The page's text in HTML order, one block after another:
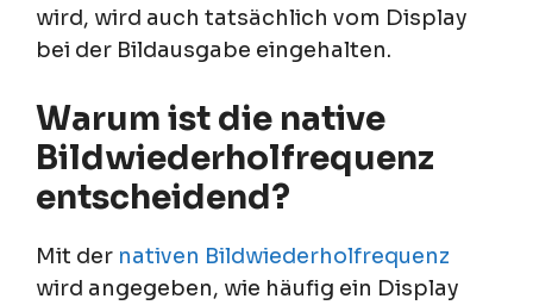
wird, wird auch tatsächlich vom Display
bei der Bildausgabe eingehalten.
Warum ist die native
Bildwiederholfrequenz
entscheidend?
Mit der nativen Bildwiederholfrequenz
wird angegeben, wie häufig ein Display